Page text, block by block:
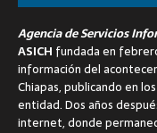
Agencia de Servicios
ASICH fundada en
información del
Chiapas, publicando en
entidad. Dos años
internet, donde